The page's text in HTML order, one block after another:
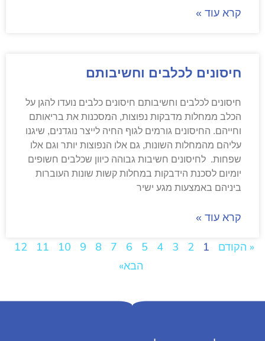
קרא עוד »
חיסונים לכלבים וחשיבותם
חיסונים לכלבים וחשיבותם חיסונים כלבים נועדו להגן על
הכלב ממחלות מדבקות נפוצות, המסכנות את בריאותם
וחייהם. החיסונים גורמים לגוף החיה לייצר נוגדנים, שיגנו
עליהם מהמחלות השונות, גם אלו הנפוצות יותר וגם אלו
שפחות. לחיסונים חשיבות גבוהה כיוון שכלבים חשופים
יומיום לסכנת הידבקות במחלות קשות שונות העוברות
ביניהם באמצעות מגע ישיר
קרא עוד »
« הקודם 1
2
3
4
5
6
7
8
9
10
11
12
הבא»